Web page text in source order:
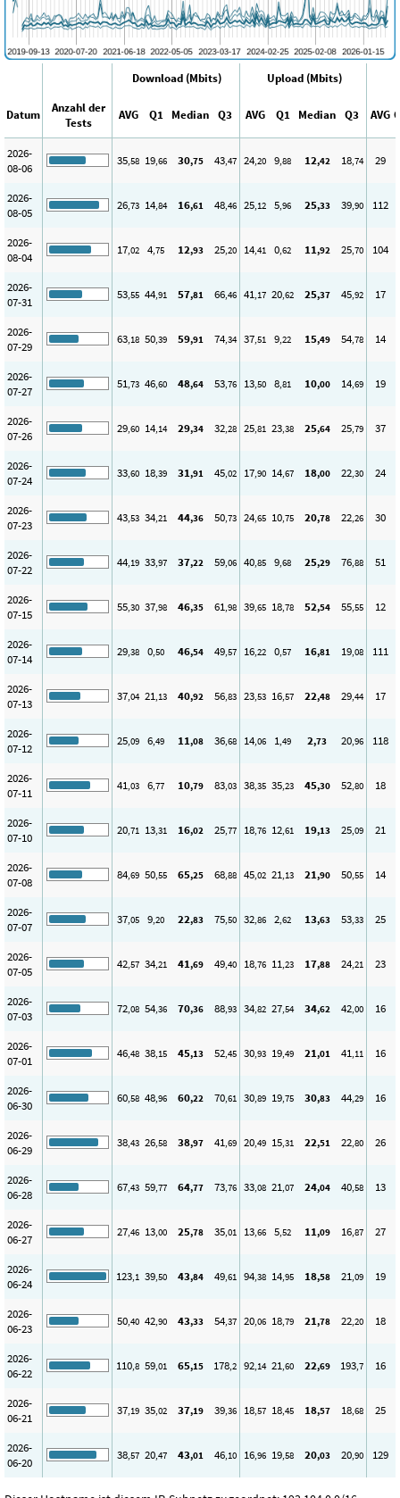
Download (Mbits) Upload (Mbits)
Datum
Anzahl der
Tests
AVG Q1 Median Q3 AVG Q1 Median Q3 AVG
2026-
08-06
35,58 19,66 30,75 43,47 24,20 9,88 12,42 18,74 29
2026-
08-05
26,73 14,84 16,61 48,46 25,12 5,96 25,33 39,90 112
2026-
08-04
17,02 4,75 12,93 25,20 14,41 0,62 11,92 25,70 104
2026-
07-31
53,55 44,91 57,81 66,46 41,17 20,62 25,37 45,92 17
2026-
07-29
63,18 50,39 59,91 74,34 37,51 9,22 15,49 54,78 14
2026-
07-27
51,73 46,60 48,64 53,76 13,50 8,81 10,00 14,69 19
2026-
07-26
29,60 14,14 29,34 32,28 25,81 23,38 25,64 25,79 37
2026-
07-24
33,60 18,39 31,91 45,02 17,90 14,67 18,00 22,30 24
2026-
07-23
43,53 34,21 44,36 50,73 24,65 10,75 20,78 22,26 30
2026-
07-22
44,19 33,97 37,22 59,06 40,85 9,68 25,29 76,88 51
2026-
07-15
55,30 37,98 46,35 61,98 39,65 18,78 52,54 55,55 12
2026-
07-14
29,38 0,50 46,54 49,57 16,22 0,57 16,81 19,08 111
2026-
07-13
37,04 21,13 40,92 56,83 23,53 16,57 22,48 29,44 17
2026-
07-12
25,09 6,49 11,08 36,68 14,06 1,49 2,73 20,96 118
2026-
07-11
41,03 6,77 10,79 83,03 38,35 35,23 45,30 52,80 18
2026-
07-10
20,71 13,31 16,02 25,77 18,76 12,61 19,13 25,09 21
2026-
07-08
84,69 50,55 65,25 68,88 45,02 21,13 21,90 50,55 14
2026-
07-07
37,05 9,20 22,83 75,50 32,86 2,62 13,63 53,33 25
2026-
07-05
42,57 34,21 41,69 49,40 18,76 11,23 17,88 24,21 23
2026-
07-03
72,08 54,36 70,36 88,93 34,82 27,54 34,62 42,00 16
2026-
07-01
46,48 38,15 45,13 52,45 30,93 19,49 21,01 41,11 16
2026-
06-30
60,58 48,96 60,22 70,61 30,89 19,75 30,83 44,29 16
2026-
06-29
38,43 26,58 38,97 41,69 20,49 15,31 22,51 22,80 26
2026-
06-28
67,43 59,77 64,77 73,76 33,08 21,07 24,04 40,58 13
2026-
06-27
27,46 13,00 25,78 35,01 13,66 5,52 11,09 16,87 27
2026-
06-24
123,1 39,50 43,84 49,61 94,38 14,95 18,58 21,09 19
2026-
06-23
50,40 42,90 43,33 54,37 20,06 18,79 21,78 22,20 18
2026-
06-22
110,8 59,01 65,15 178,2 92,14 21,60 22,69 193,7 16
2026-
06-21
37,19 35,02 37,19 39,36 18,57 18,45 18,57 18,68 25
2026-
06-20
38,57 20,47 43,01 46,10 16,96 19,58 20,03 20,90 129